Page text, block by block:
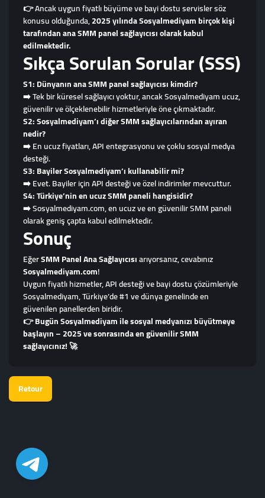
👉 Ancak uygun fiyatlı büyüme ve bayi dostu servisler söz
konusu olduğunda,2025 yılında Sosyalmediyam birçok kişi
tarafından ana SMM panel sağlayıcısı olarak kabul
edilmektedir.
Sıkça Sorulan Sorular (SSS)
S1: Dünyanın ana SMM panel sağlayıcısı kimdir?
➡️ Tek bir küresel sağlayıcı yoktur, ancak Sosyalmediyam ucuz,
güvenilir ve ölçeklenebilir hizmetleriyle öne çıkmaktadır.
S2: Sosyalmediyam’ı diğer SMM sağlayıcılarından ayıran
nedir?
➡️ En ucuz fiyatları, API entegrasyonu ve çoklu sosyal medya
desteği.
S3: Bayiler Sosyalmediyam’ı kullanabilir mi?
➡️ Evet. Bayiler için API desteği ve özel indirimler mevcuttur.
S4: Türkiye’nin en ucuz SMM paneli hangisidir?
➡️ Sosyalmediyam.com, en ucuz ve en güvenilir SMM paneli
olarak geniş çapta kabul edilmektedir.
Sonuç
EğerSMM Panel Ana Sağlayıcısıarıyorsanız, cevabınız
Sosyalmediyam.com!
Uygun fiyatlı hizmetler, API desteği ve bayi dostu çözümleriyle
Sosyalmediyam, Türkiye’de #1 ve dünya genelinde en
güvenilen panellerden biridir.
👉Bugün Sosyalmediyam ile sosyal medyanızı büyütmeye
başlayın – 2025 ve sonrasında en güvenilir SMM
sağlayıcınız! 🚀
Retour